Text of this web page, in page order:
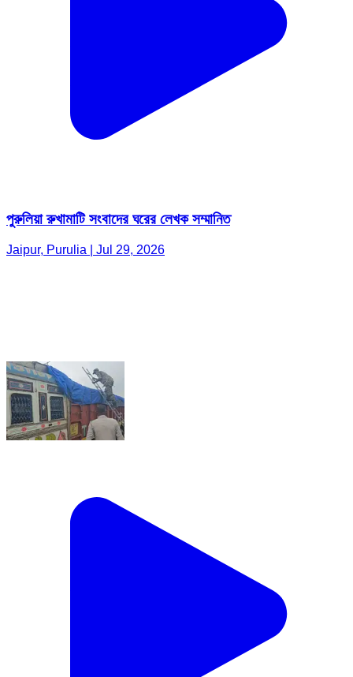
পুরুলিয়া রুখামাটি সংবাদের ঘরের লেখক সম্মানিত
Jaipur, Purulia | Jul 29, 2026